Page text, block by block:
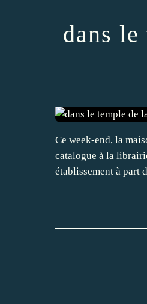
dans
Ce week-end, la
catalogue à la
établissement à part